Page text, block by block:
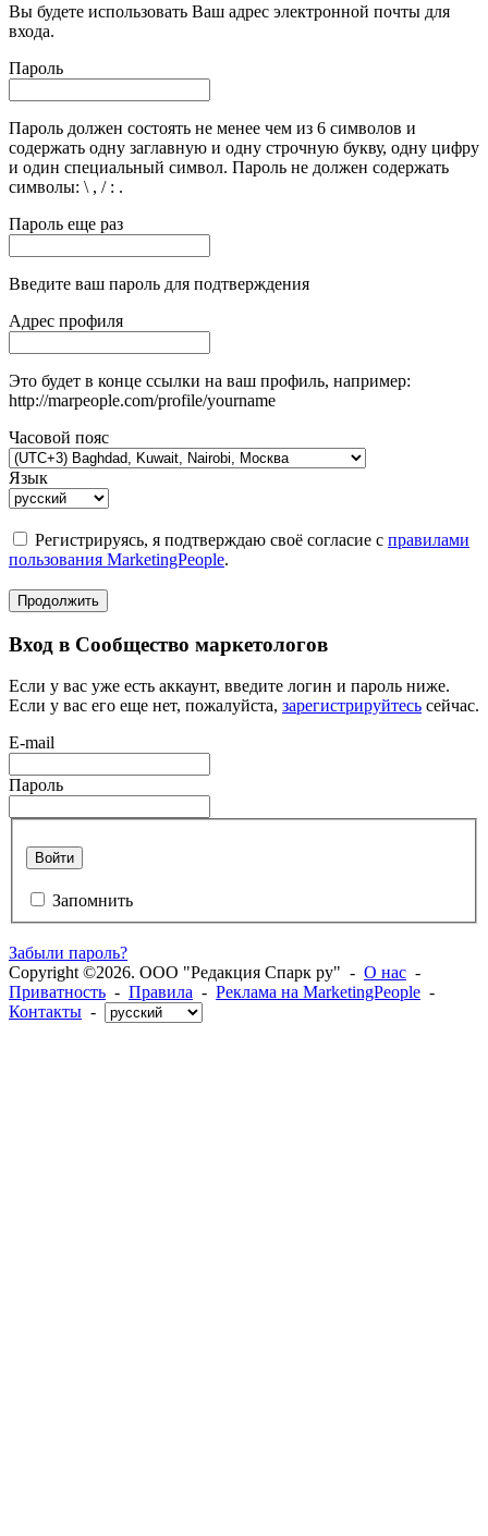
Вы будете использовать Ваш адрес электронной почты для
входа.
Пароль
Пароль должен состоять не менее чем из 6 символов и
содержать одну заглавную и одну строчную букву, одну цифру
и один специальный символ. Пароль не должен содержать
символы: \ , / : .
Пароль еще раз
Введите ваш пароль для подтверждения
Адрес профиля
Это будет в конце ссылки на ваш профиль, например:
http://marpeople.com/profile/yourname
Часовой пояс
Язык
Регистрируясь, я подтверждаю своё согласие с правилами
пользования MarketingPeople.
Продолжить
Вход в Сообщество маркетологов
Если у вас уже есть аккаунт, введите логин и пароль ниже.
Если у вас его еще нет, пожалуйста, зарегистрируйтесь сейчас.
E-mail
Пароль
Войти
Запомнить
Забыли пароль?
Copyright ©2026. ООО "Редакция Спарк ру" - О нас -
Приватность - Правила - Реклама на MarketingPeople -
Контакты -